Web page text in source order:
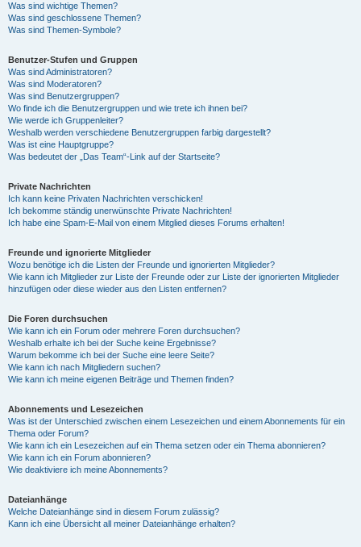
Was sind wichtige Themen?
Was sind geschlossene Themen?
Was sind Themen-Symbole?
Benutzer-Stufen und Gruppen
Was sind Administratoren?
Was sind Moderatoren?
Was sind Benutzergruppen?
Wo finde ich die Benutzergruppen und wie trete ich ihnen bei?
Wie werde ich Gruppenleiter?
Weshalb werden verschiedene Benutzergruppen farbig dargestellt?
Was ist eine Hauptgruppe?
Was bedeutet der „Das Team“-Link auf der Startseite?
Private Nachrichten
Ich kann keine Privaten Nachrichten verschicken!
Ich bekomme ständig unerwünschte Private Nachrichten!
Ich habe eine Spam-E-Mail von einem Mitglied dieses Forums erhalten!
Freunde und ignorierte Mitglieder
Wozu benötige ich die Listen der Freunde und ignorierten Mitglieder?
Wie kann ich Mitglieder zur Liste der Freunde oder zur Liste der ignorierten Mitglieder
hinzufügen oder diese wieder aus den Listen entfernen?
Die Foren durchsuchen
Wie kann ich ein Forum oder mehrere Foren durchsuchen?
Weshalb erhalte ich bei der Suche keine Ergebnisse?
Warum bekomme ich bei der Suche eine leere Seite?
Wie kann ich nach Mitgliedern suchen?
Wie kann ich meine eigenen Beiträge und Themen finden?
Abonnements und Lesezeichen
Was ist der Unterschied zwischen einem Lesezeichen und einem Abonnements für ein
Thema oder Forum?
Wie kann ich ein Lesezeichen auf ein Thema setzen oder ein Thema abonnieren?
Wie kann ich ein Forum abonnieren?
Wie deaktiviere ich meine Abonnements?
Dateianhänge
Welche Dateianhänge sind in diesem Forum zulässig?
Kann ich eine Übersicht all meiner Dateianhänge erhalten?